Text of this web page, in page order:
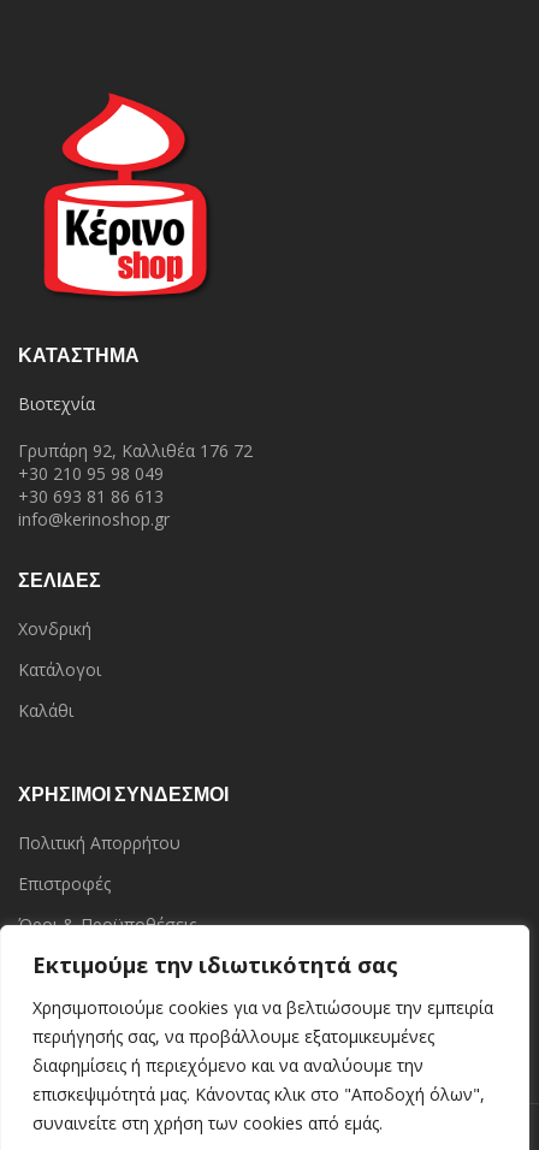
Εκτιμούμε την ιδιωτικότητά σας
Χρησιμοποιούμε cookies για να βελτιώσουμε την εμπειρία
περιήγησής σας, να προβάλλουμε εξατομικευμένες
διαφημίσεις ή περιεχόμενο και να αναλύουμε την
επισκεψιμότητά μας. Κάνοντας κλικ στο "Αποδοχή όλων",
συναινείτε στη χρήση των cookies από εμάς.
ΚΑΤΆΣΤΗΜΑ
Βιοτεχνία
Γρυπάρη 92, Καλλιθέα 176 72
+30 210 95 98 049
+30 693 81 86 613
info@kerinoshop.gr
ΣΕΛΙΔΕΣ
Χονδρική
Κατάλογοι
Καλάθι
ΧΡΗΣΙΜΟΙ ΣΥΝΔΕΣΜΟΙ
Πολιτική Απορρήτου
Επιστροφές
Όροι & Προϋποθέσεις
Επικοινωνία
Τα Καταστήματα
2021 CREATED BY Kerinoshop.gr
. Ελληνική Βιοτεχνία